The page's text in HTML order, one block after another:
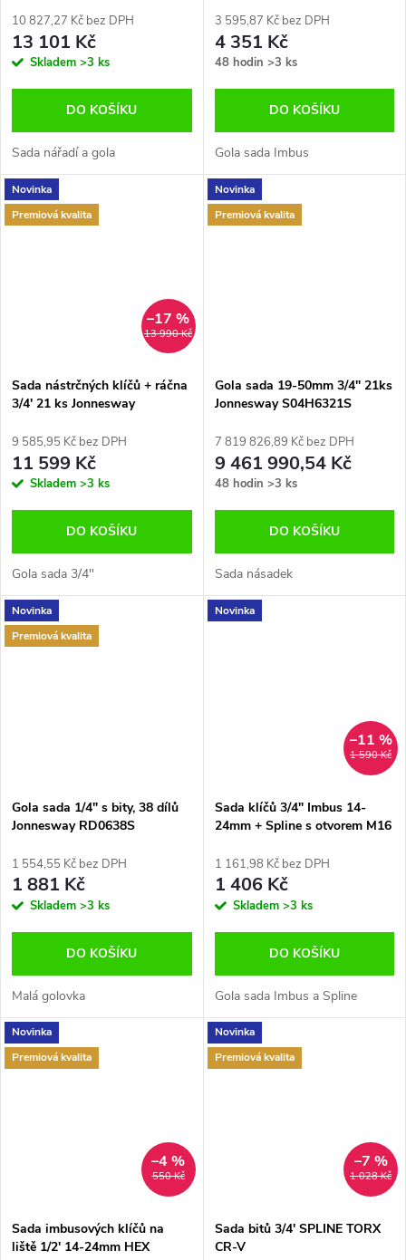
10 827,27 Kč bez DPH
13 101 Kč
Skladem >3 ks
DO KOŠÍKU
Sada nářadí a gola
3 595,87 Kč bez DPH
4 351 Kč
48 hodin >3 ks
DO KOŠÍKU
Gola sada Imbus
Novinka
Premiová kvalita
13 990 Kč
–17 %
Sada nástrčných klíčů + ráčna
3/4' 21 ks Jonnesway
9 585,95 Kč bez DPH
11 599 Kč
Skladem >3 ks
DO KOŠÍKU
Gola sada 3/4"
Novinka
Premiová kvalita
Gola sada 19-50mm 3/4" 21ks
Jonnesway S04H6321S
7 819 826,89 Kč bez DPH
9 461 990,54 Kč
48 hodin >3 ks
DO KOŠÍKU
Sada násadek
Novinka
Premiová kvalita
Gola sada 1/4" s bity, 38 dílů
Jonnesway RD0638S
1 554,55 Kč bez DPH
1 881 Kč
Skladem >3 ks
DO KOŠÍKU
Malá golovka
Novinka
1 590 Kč
–11 %
Sada klíčů 3/4" Imbus 14-
24mm + Spline s otvorem M16
1 161,98 Kč bez DPH
1 406 Kč
Skladem >3 ks
DO KOŠÍKU
Gola sada Imbus a Spline
Novinka
Premiová kvalita
550 Kč
–4 %
Sada imbusových klíčů na
liště 1/2' 14-24mm HEX
Novinka
Premiová kvalita
1 028 Kč
–7 %
Sada bitů 3/4' SPLINE TORX
CR-V